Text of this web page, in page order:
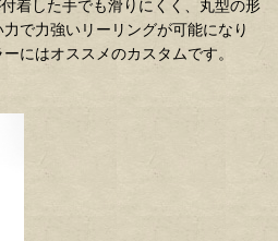
着した手でも滑りにくく、丸型の形
で力強いリーリングが可能になり
にはオススメのカスタムです。